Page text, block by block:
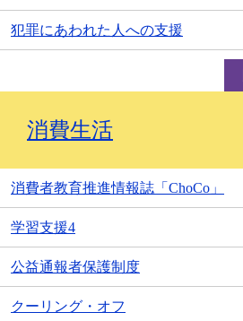
犯罪にあわれた人への支援
消費生活
消費者教育推進情報誌「ChoCo」
学習支援4
公益通報者保護制度
クーリング・オフ